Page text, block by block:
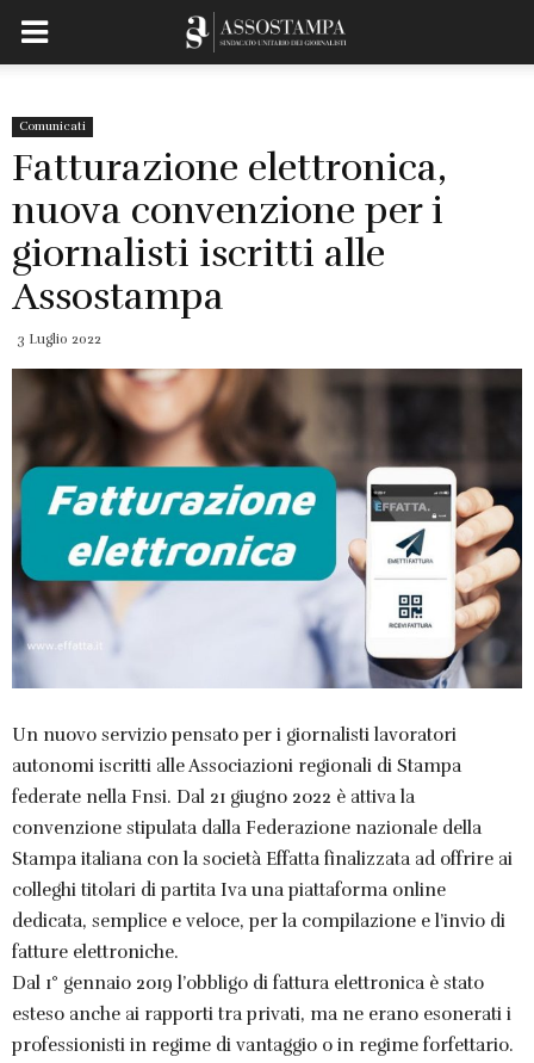
Comunicati
Fatturazione elettronica,
nuova convenzione per i
giornalisti iscritti alle
Assostampa
3 Luglio 2022
Un nuovo servizio pensato per i giornalisti lavoratori
autonomi iscritti alle Associazioni regionali di Stampa
federate nella Fnsi. Dal 21 giugno 2022 è attiva la
convenzione stipulata dalla Federazione nazionale della
Stampa italiana con la società Effatta finalizzata ad offrire ai
colleghi titolari di partita Iva una piattaforma online
dedicata, semplice e veloce, per la compilazione e l’invio di
fatture elettroniche.
Dal 1° gennaio 2019 l’obbligo di fattura elettronica è stato
esteso anche ai rapporti tra privati, ma ne erano esonerati i
professionisti in regime di vantaggio o in regime forfettario.